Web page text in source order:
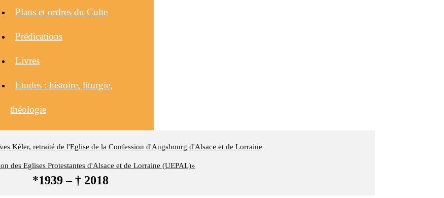
Kéler, retraité de l'Eglise de la Confession d'Augsbourg d'Alsace et de Lorraine
des Eglises Protestantes d'Alsace et de Lorraine (UEPAL)»
*1939 – † 2018
Plans et ordres du Culte
Prédications
Livres
Etudes : histoire, liturgie,
théologie